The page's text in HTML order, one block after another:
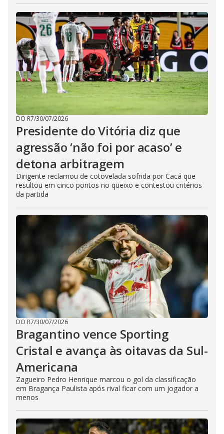
DO R7/30/07/2026
Presidente do Vitória diz que
agressão ‘não foi por acaso’ e
detona arbitragem
Dirigente reclamou de cotovelada sofrida por Cacá que
resultou em cinco pontos no queixo e contestou critérios
da partida
DO R7/30/07/2026
Bragantino vence Sporting
Cristal e avança às oitavas da Sul-
Americana
Zagueiro Pedro Henrique marcou o gol da classificação
em Bragança Paulista após rival ficar com um jogador a
menos